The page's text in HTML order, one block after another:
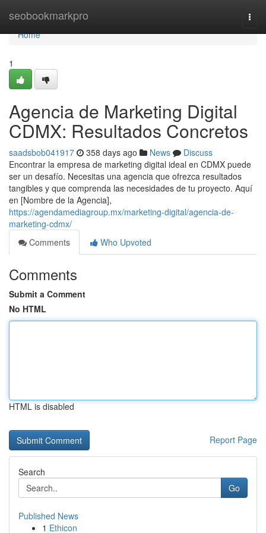
seobookmarkpro
Home
Home
1
Agencia de Marketing Digital
CDMX: Resultados Concretos
saadsbob041917 358 days ago News
Discuss
Encontrar la empresa de marketing digital ideal en CDMX puede
ser un desafío. Necesitas una agencia que ofrezca resultados
tangibles y que comprenda las necesidades de tu proyecto. Aquí
en [Nombre de la Agencia],
https://agendamediagroup.mx/marketing-digital/agencia-de-
marketing-cdmx/
Comments
Who Upvoted
Comments
Submit a Comment
No HTML
HTML is disabled
Report Page
Search
Go
Published News
1 Ethicon